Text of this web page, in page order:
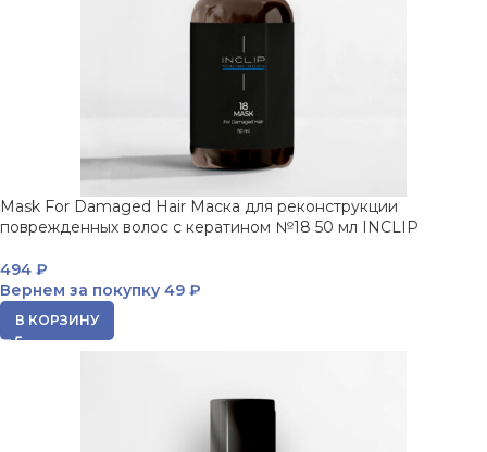
Mask For Damaged Hair Маска для реконструкции
поврежденных волос с кератином №18 50 мл INCLIP
494 ₽
Вернем за покупку 49 ₽
В КОРЗИНУ